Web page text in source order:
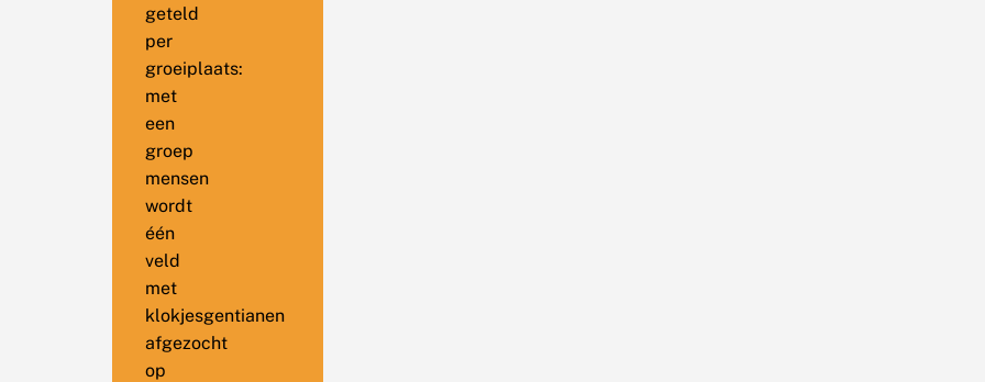
geteld
per
groeiplaats:
met
een
groep
mensen
wordt
één
veld
met
klokjesgentianen
afgezocht
op